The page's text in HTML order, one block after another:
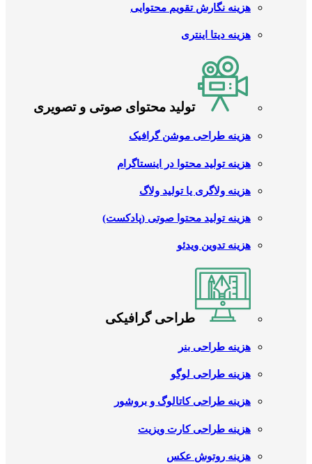
هزینه نگارش تقویم محتوایی
هزینه دیتا اینتری
تولید محتوای صوتی و تصویری
هزینه طراحی موشن گرافیک
هزینه تولید محتوا در اینستاگرام
هزینه ولاگری یا تولید ولاگ
هزینه تولید محتوا صوتی (پادکست)
هزینه تدوین ویدئو
طراحی گرافیکی
هزینه طراحی بنر
هزینه طراحی لوگو
هزینه طراحی کاتالوگ و بروشور
هزینه طراحی کارت ویزیت
هزینه روتوش عکس